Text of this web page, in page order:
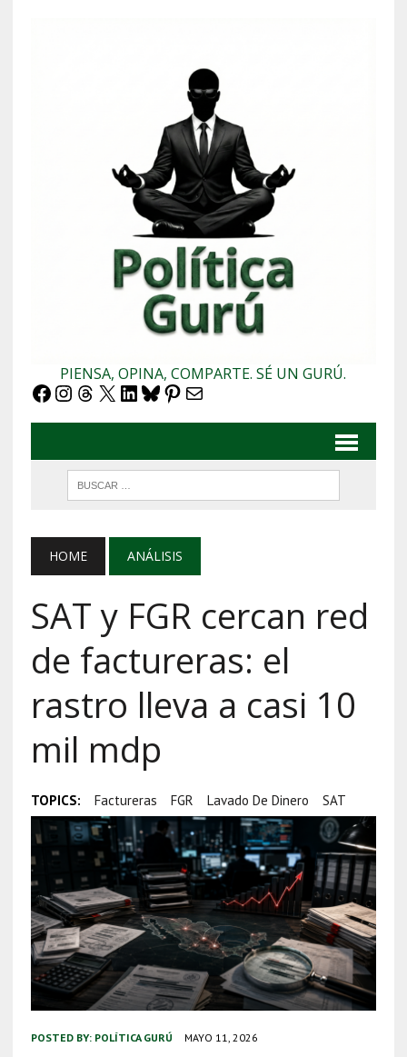
PIENSA, OPINA, COMPARTE. SÉ UN GURÚ.
Facebook
Instagram
Threads
X LinkedIn
Bluesky
Pinterest
Correo electrónico
HOME ANÁLISIS
SAT y FGR cercan red
de factureras: el
rastro lleva a casi 10
mil mdp
TOPICS: Factureras FGR Lavado De Dinero SAT
POSTED BY: POLÍTICA GURÚ MAYO 11, 2026